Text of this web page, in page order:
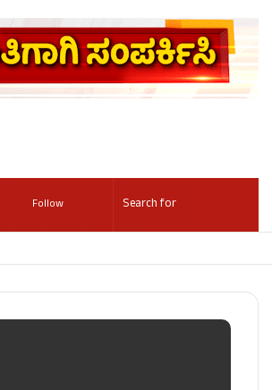
Follow